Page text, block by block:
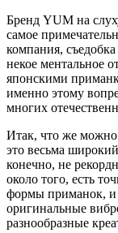
Бренд YUM на
самое
компания,
некое ментальное
японскими
именно этому
многих
Итак, что же можно
это весьма
конечно, не
около того, есть
формы приманок, и
оригинальные
разнообразные